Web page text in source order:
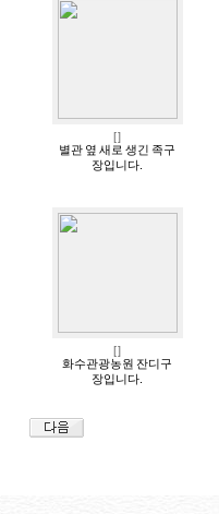
[]
별관 옆 새로 생긴 족구
장입니다.
[]
화수관광농원 잔디구
장입니다.